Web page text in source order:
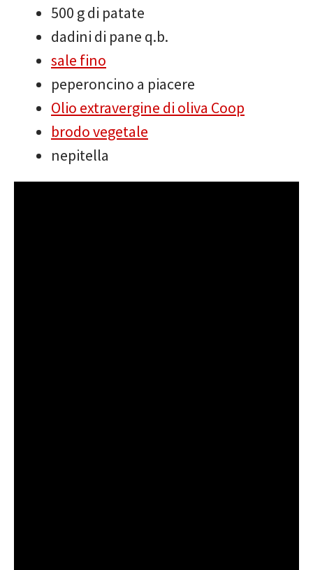
500 g di patate
dadini di pane q.b.
sale fino
peperoncino a piacere
Olio extravergine di oliva Coop
brodo vegetale
nepitella